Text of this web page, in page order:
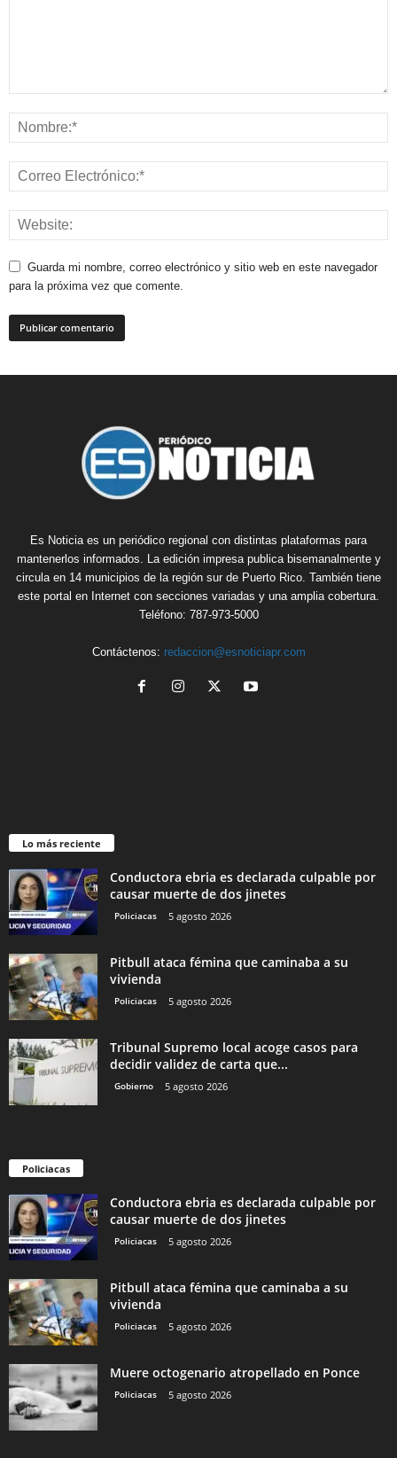
Guarda mi nombre, correo electrónico y sitio web en este navegador
para la próxima vez que comente.
Es Noticia es un periódico regional con distintas plataformas para
mantenerlos informados. La edición impresa publica bisemanalmente y
circula en 14 municipios de la región sur de Puerto Rico. También tiene
este portal en Internet con secciones variadas y una amplia cobertura.
Teléfono: 787-973-5000
Contáctenos: redaccion@esnoticiapr.com
Lo más reciente
Conductora ebria es declarada culpable por
causar muerte de dos jinetes
Policiacas 5 agosto 2026
Pitbull ataca fémina que caminaba a su
vivienda
Policiacas 5 agosto 2026
Tribunal Supremo local acoge casos para
decidir validez de carta que...
Gobierno 5 agosto 2026
Policiacas
Conductora ebria es declarada culpable por
causar muerte de dos jinetes
Policiacas 5 agosto 2026
Pitbull ataca fémina que caminaba a su
vivienda
Policiacas 5 agosto 2026
Muere octogenario atropellado en Ponce
Policiacas 5 agosto 2026